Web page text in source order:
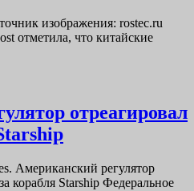
изображения: rostec.ru
отметила, что китайские
отреагировал
Американский регулятор
корабля Starship Федеральное